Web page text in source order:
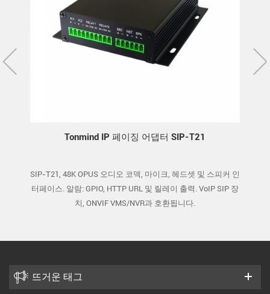
이크, 헤드셋 및 스피커 인
릴레이 출력. VoIP SIP 장
Tonmind WiFi Paging Adapter SIP-
SIP-T22W, WiFi, PoE, 15W, MIC, headset
interface, Alarm: GPIO input, HTTP URL and
Compatible with VoIP SIP devices, ONVIF
뜨거운 태그